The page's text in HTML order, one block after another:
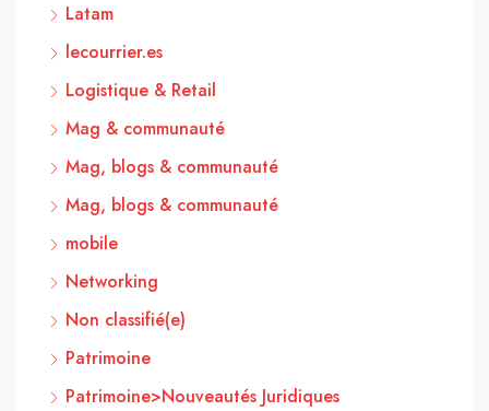
Latam
lecourrier.es
Logistique & Retail
Mag & communauté
Mag, blogs & communauté
Mag, blogs & communauté
mobile
Networking
Non classifié(e)
Patrimoine
Patrimoine>Nouveautés Juridiques